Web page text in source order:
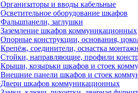
Организаторы и вводы кабельные
Осветительное оборудование шкафов
Фальшпанели, заглушки
Заземление шкафов коммуникационных
Опорные конструкции, основания,
Крепёж, соединители, оснастка
Стойки, направляющие, профили
Крыши, козырьки шкафов и стоек
Внешние панели шкафов и стоек
Двери шкафов коммуникационных